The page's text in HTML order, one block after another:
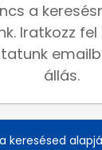
a
Iratkozz
állás.
keresésed